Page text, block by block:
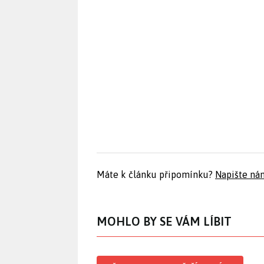
Máte k článku připomínku? Napište
MOHLO BY SE VÁM LÍBIT